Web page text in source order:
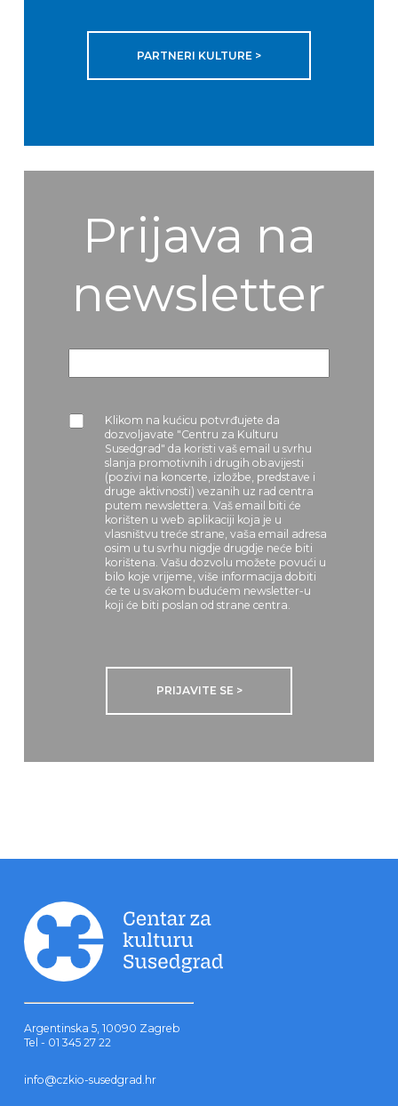
PARTNERI KULTURE >
Prijava na
newsletter
Klikom na kućicu potvrđujete da
dozvoljavate "Centru za Kulturu
Susedgrad" da koristi vaš email u svrhu
slanja promotivnih i drugih obavijesti
(pozivi na koncerte, izložbe, predstave i
druge aktivnosti) vezanih uz rad centra
putem newslettera. Vaš email biti će
korišten u web aplikaciji koja je u
vlasništvu treće strane, vaša email adresa
osim u tu svrhu nigdje drugdje neće biti
korištena. Vašu dozvolu možete povući u
bilo koje vrijeme, više informacija dobiti
će te u svakom budućem newsletter-u
koji će biti poslan od strane centra.
Argentinska 5, 10090 Zagreb
Tel - 01 345 27 22
info@czkio-susedgrad.hr